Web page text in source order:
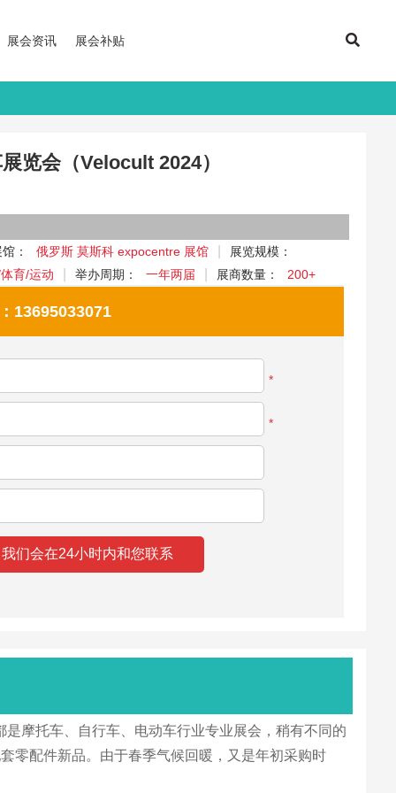
展会资讯 展会补贴
览会（Velocult 2024）
： 俄罗斯 莫斯科 expocentre 展馆
展览规模：
育/运动
举办周期： 一年两届 展商数量： 200+
13695033071
*
*
摩托车、自行车、电动车行业专业展会，稍有不同的
零配件新品。由于春季气候回暖，又是年初采购时